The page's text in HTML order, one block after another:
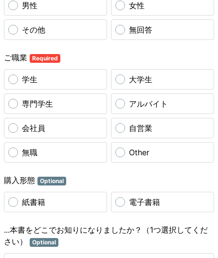
男性 女性
その他 無回答
ご職業 Required
学生 大学生
専門学生 アルバイト
会社員 自営業
無職 Other
購入形態 Optional
紙書籍 電子書籍
...本書をどこでお知りになりましたか？（1つ選択してくだ
さい）
Optional